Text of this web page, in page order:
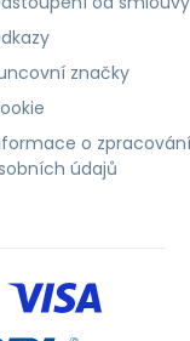
značky
o zpracování
údajů